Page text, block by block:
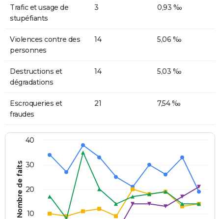
Trafic et usage de
stupéfiants
3 0,93 ‰
Violences contre des
personnes
14 5,06 ‰
Destructions et
dégradations
14 5,03 ‰
Escroqueries et
fraudes
21 7,54 ‰
Nombre de faits 10
20
30
40